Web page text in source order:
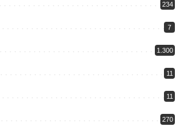
234
7
1.300
11
11
270